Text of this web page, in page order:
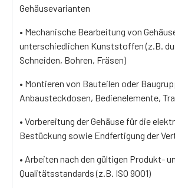
Gehäusevarianten
• Mechanische Bearbeitung von
unterschiedlichen Kunststoffen (z.B.
Schneiden, Bohren, Fräsen)
• Montieren von Bauteilen oder
Anbausteckdosen, Bedienelemente,
• Vorbereitung der Gehäuse für die
Bestückung sowie Endfertigung der
• Arbeiten nach den gültigen Produkt-
Qualitätsstandards (z.B. ISO 9001)